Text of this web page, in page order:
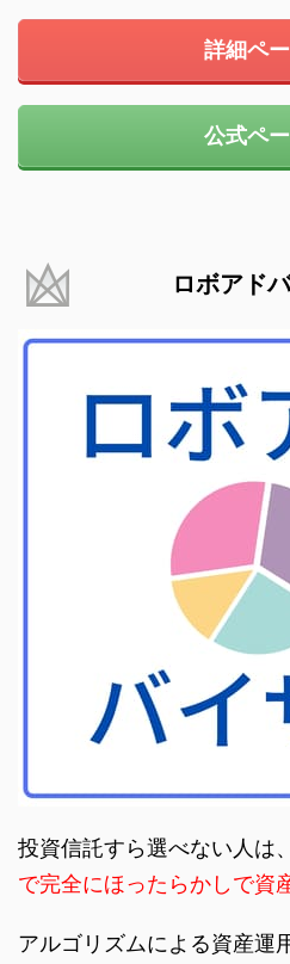
詳細ペ
公式ペ
ロボアド
投資信託すら選べない人は、
で完全にほったらかしで資
アルゴリズムによる資産運